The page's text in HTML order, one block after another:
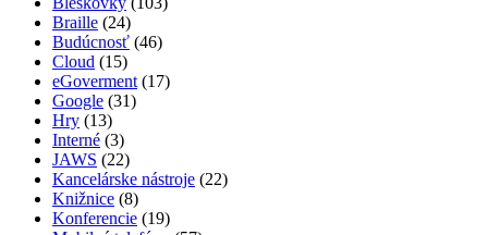
Braille (24)
Budúcnosť (46)
Cloud (15)
eGoverment (17)
Google (31)
Hry (13)
Interné (3)
JAWS (22)
Kancelárske nástroje (22)
Knižnice (8)
Konferencie (19)